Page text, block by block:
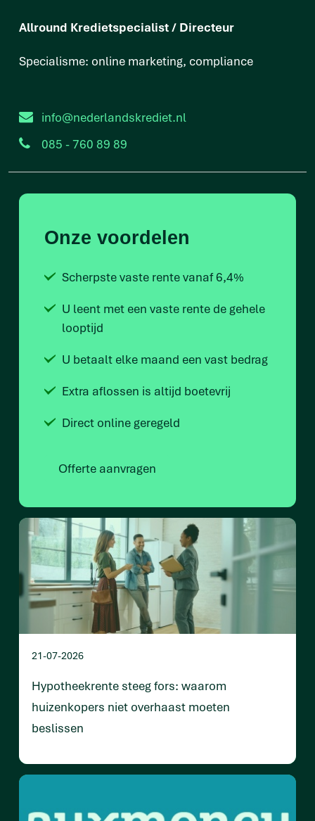
Allround Kredietspecialist / Directeur
Specialisme: online marketing, compliance
info@nederlandskrediet.nl
085 - 760 89 89
Onze voordelen
Scherpste vaste rente vanaf 6,4%
U leent met een vaste rente de gehele
looptijd
U betaalt elke maand een vast bedrag
Extra aflossen is altijd boetevrij
Direct online geregeld
Offerte aanvragen
21-07-2026
Hypotheekrente steeg fors: waarom
huizenkopers niet overhaast moeten
beslissen